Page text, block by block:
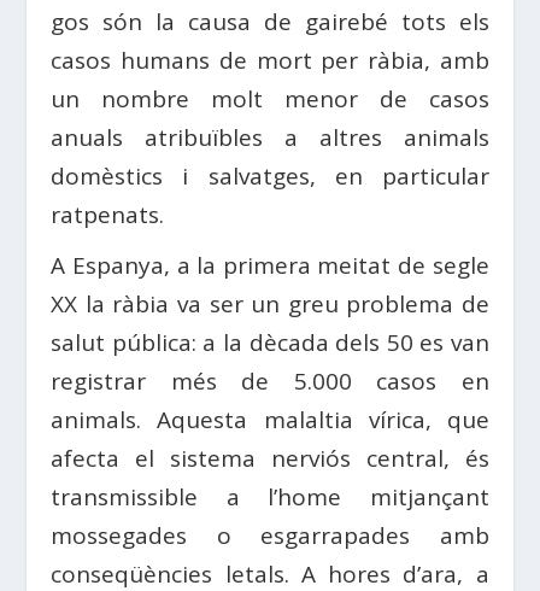
gos són la causa de gairebé tots els
casos humans de mort per ràbia, amb
un nombre molt menor de casos
anuals atribuïbles a altres animals
domèstics i salvatges, en particular
ratpenats.
A Espanya, a la primera meitat de segle
XX la ràbia va ser un greu problema de
salut pública: a la dècada dels 50 es van
registrar més de 5.000 casos en
animals. Aquesta malaltia vírica, que
afecta el sistema nerviós central, és
transmissible a l’home mitjançant
mossegades o esgarrapades amb
conseqüències letals. A hores d’ara, a